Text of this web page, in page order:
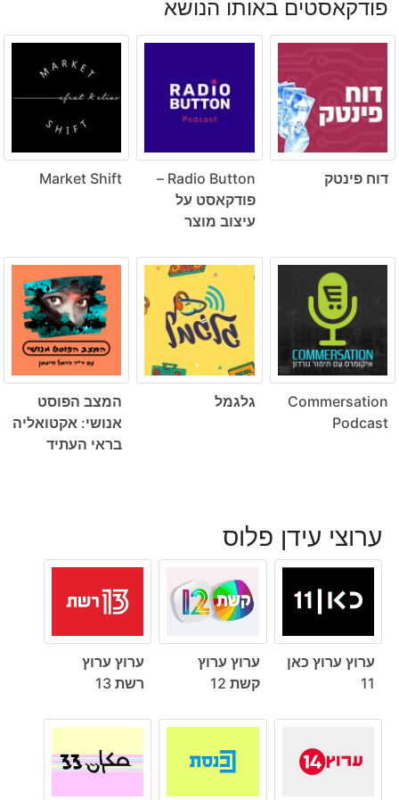
פודקאסטים באותו הנושא
דוח פינטק
Radio Button –
פודקאסט על
עיצוב מוצר
Market Shift
Commersation
Podcast
גלגמל
המצב הפוסט
אנושי: אקטואליה
בראי העתיד
ערוצי עידן פלוס
ערוץ ערוץ כאן
11
ערוץ ערוץ
קשת 12
ערוץ ערוץ
רשת 13